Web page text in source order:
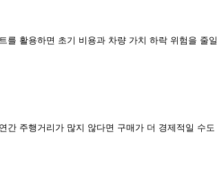
를 활용하면 초기 비용과 차량 가치 하락 위험을 줄일
간 주행거리가 많지 않다면 구매가 더 경제적일 수도